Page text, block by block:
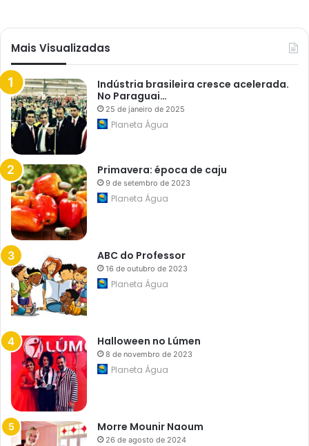
r
t
a
o
e
g
s
l
o
Mais Visualizadas
Indústria brasileira cresce acelerada.
No Paraguai…
25 de janeiro de 2025
Planeta Água
Primavera: época de caju
9 de setembro de 2023
Planeta Água
ABC do Professor
16 de outubro de 2023
Planeta Água
Halloween no Lúmen
8 de novembro de 2023
Planeta Água
Morre Mounir Naoum
26 de agosto de 2024